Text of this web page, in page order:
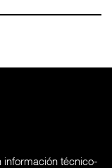
información técnico-